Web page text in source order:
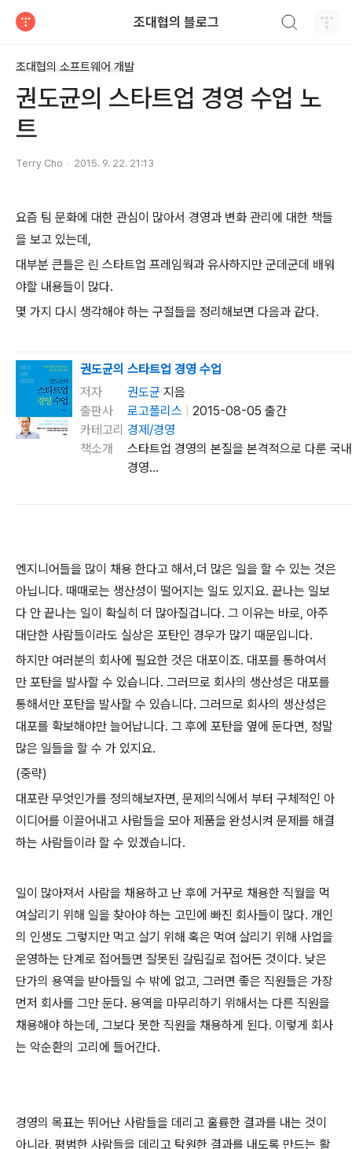
조대협의 블로그
조대협의 소프트웨어 개발
권도균의 스타트업 경영 수업 노
트
Terry Cho 2015. 9. 22. 21:13
요즘 팀 문화에 대한 관심이 많아서 경영과 변화 관리에 대한 책들
을 보고 있는데,
대부분 큰틀은 린 스타트업 프레임웍과 유사하지만 군데군데 배워
야할 내용들이 많다.
몇 가지 다시 생각해야 하는 구절들을 정리해보면 다음과 같다.
권도균의 스타트업 경영 수업
저자
권도균 지음
출판사
로고폴리스
2015-08-05 출간
카테고리 경제/경영
책소개
스타트업 경영의 본질을 본격적으로 다룬 국
경영...
엔지니어들을 많이 채용 한다고 해서,더 많은 일을 할 수 있는 것은
아닙니다. 때때로는 생산성이 떨어지는 일도 있지요. 끝나는 일보
다 안 끝나는 일이 확실히 더 많아질겁니다. 그 이유는 바로, 아주
대단한 사람들이라도 실상은 포탄인 경우가 많기 때문입니다.
하지만 여러분의 회사에 필요한 것은 대포이죠. 대포를 통하여서
만 포탄을 발사할 수 있습니다. 그러므로 회사의 생산성은 대포를
통해서만 포탄을 발사할 수 있습니다. 그러므로 회사의 생산성은
대포를 확보해야만 늘어납니다. 그 후에 포탄을 옆에 둔다면, 정말
많은 일들을 할 수 가 있지요.
(중략)
대포란 무엇인가를 정의해보자면, 문제의식에서 부터 구체적인 아
이디어를 이끌어내고 사람들을 모아 제품을 완성시켜 문제를 해결
하는 사람들이라 할 수 있겠습니다.
일이 많아져서 사람을 채용하고 난 후에 거꾸로 채용한 직월을 먹
여살리기 위해 일을 찾아야 하는 고민에 빠진 회사들이 많다. 개인
의 인생도 그렇지만 먹고 살기 위해 혹은 먹여 살리기 위해 사업을
운영하는 단계로 접어들면 잘못된 갈림길로 접어든 것이다. 낮은
단가의 용역을 받아들일 수 밖에 없고, 그러면 좋은 직원들은 가장
먼저 회사를 그만 둔다. 용역을 마무리하기 위해서는 다른 직원을
채용해야 하는데, 그보다 못한 직원을 채용하게 된다. 이렇게 회사
는 악순환의 고리에 들어간다.
경영의 목표는 뛰어난 사람들을 데리고 훌륭한 결과를 내는 것이
아니라, 평범한 사람들을 데리고 탁원한 결과를 내도록 만드는 활